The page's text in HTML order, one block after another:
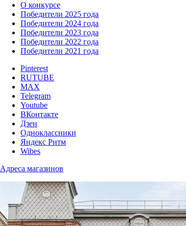
О конкурсе
Победители 2025 года
Победители 2024 года
Победители 2023 года
Победители 2022 года
Победители 2021 года
Pinterest
RUTUBE
MAX
Telegram
Youtube
ВКонтакте
Дзен
Одноклассники
Яндекс Ритм
Wibes
Адреса магазинов